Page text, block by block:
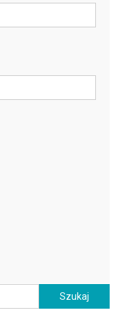
Szukaj: